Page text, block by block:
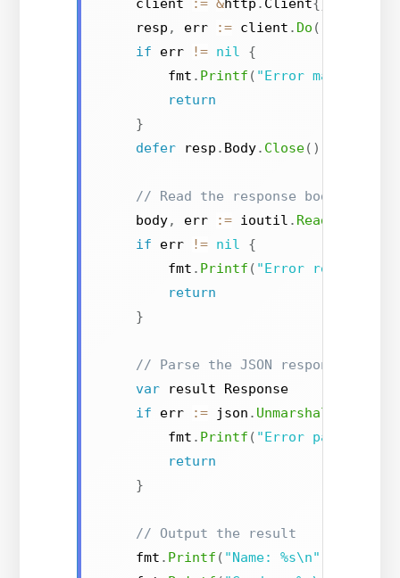
    client
:= &http . Client{}
    resp
, err := client . Do (
if err != nil
{
        fmt
. Printf ( "Error making
return
}
defer resp . Body. Close()
// Read the response body
    body
, err := ioutil . ReadAll
if err != nil
{
        fmt
. Printf ( "Error reading
return
}
// Parse the JSON response
var result Response
if err := json . Unmarshal
        fmt
. Printf ( "Error parsing
return
}
// Output the result
    fmt
. Printf ( "Name: %s\n"